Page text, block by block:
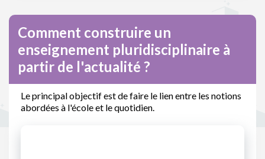
Comment construire un
enseignement pluridisciplinaire à
partir de l'actualité ?
Le principal objectif est de faire le lien entre les notions
abordées à l'école et le quotidien.